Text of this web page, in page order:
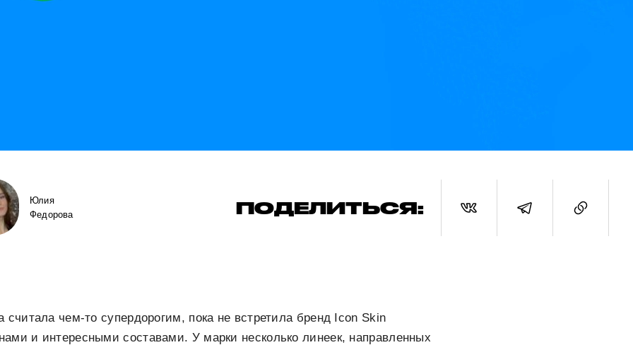
Юлия
Федорова
ПОДЕЛИТЬСЯ:
считала чем-то супердорогим, пока не встретила бренд Icon Skin
и интересными составами. У марки несколько линеек, направленных